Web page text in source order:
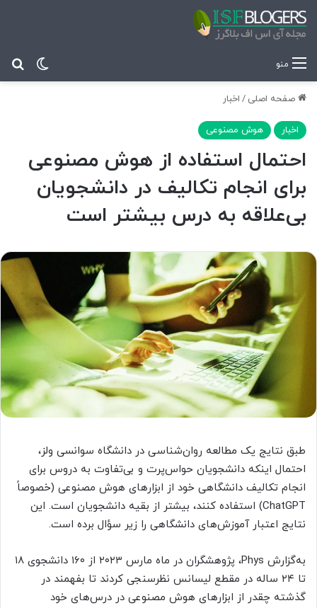
منو
صفحه اصلی / اخبار
اخبار هوش مصنوعی
احتمال استفاده از هوش مصنوعی
برای انجام تکالیف در دانشجویان
بی‌علاقه به درس بیشتر است
طبق نتایج یک مطالعه روان‌شناسی در دانشگاه سوانسی ولز،
احتمال اینکه دانشجویان حواس‌پرت و بی‌تفاوت به دروس برای
انجام تکالیف دانشگاهی خود از ابزارهای هوش مصنوعی (خصوصاً
ChatGPT) استفاده کنند، بیشتر از بقیه دانشجویان است. این
نتایج اعتبار آموزش‌های دانشگاهی را زیر سؤال برده است.
به‌گزارش Phys، پژوهشگران در ماه مارس ۲۰۲۳ از ۱۶۰ دانشجوی ۱۸
تا ۲۴ ساله در مقطع لیسانس نظرسنجی کردند تا بفهمند در
گذشته چقدر از ابزارهای هوش مصنوعی در درس‌های خود